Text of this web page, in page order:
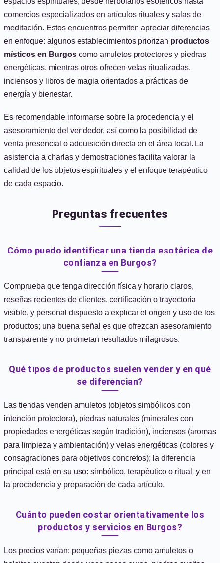
comercios especializados en artículos rituales y salas de
meditación. Estos encuentros permiten apreciar diferencias
en enfoque: algunos establecimientos priorizan productos
místicos en Burgos como amuletos protectores y piedras
energéticas, mientras otros ofrecen velas ritualizadas,
inciensos y libros de magia orientados a prácticas de
energía y bienestar.
Es recomendable informarse sobre la procedencia y el
asesoramiento del vendedor, así como la posibilidad de
venta presencial o adquisición directa en el área local. La
asistencia a charlas y demostraciones facilita valorar la
calidad de los objetos espirituales y el enfoque terapéutico
de cada espacio.
Preguntas frecuentes
Cómo puedo identificar una tienda esotérica de
confianza en Burgos?
Comprueba que tenga dirección física y horario claros,
reseñas recientes de clientes, certificación o trayectoria
visible, y personal dispuesto a explicar el origen y uso de los
productos; una buena señal es que ofrezcan asesoramiento
transparente y no prometan resultados milagrosos.
Qué tipos de productos suelen vender y en qué
se diferencian?
Las tiendas venden amuletos (objetos simbólicos con
intención protectora), piedras naturales (minerales con
propiedades energéticas según tradición), inciensos (aromas
para limpieza y ambientación) y velas energéticas (colores y
consagraciones para objetivos concretos); la diferencia
principal está en su uso: simbólico, terapéutico o ritual, y en
la procedencia y preparación de cada artículo.
Cuánto pueden costar orientativamente los
productos y servicios en Burgos?
Los precios varían: pequeñas piezas como amuletos o